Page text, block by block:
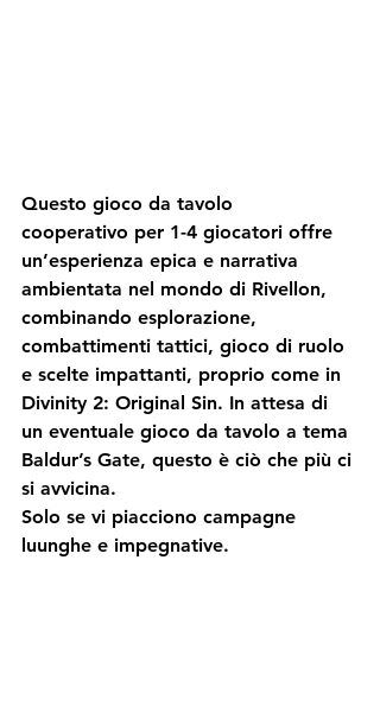
Questo gioco da tavolo
cooperativo per 1-4 giocatori offre
un’esperienza epica e narrativa
ambientata nel mondo di Rivellon,
combinando esplorazione,
combattimenti tattici, gioco di ruolo
e scelte impattanti, proprio come in
Divinity 2: Original Sin. In attesa di
un eventuale gioco da tavolo a tema
Baldur’s Gate, questo è ciò che più ci
si avvicina.
Solo se vi piacciono campagne
luunghe e impegnative.